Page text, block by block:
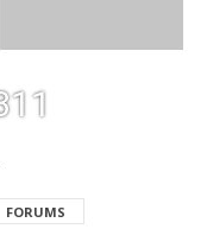
FORUMS